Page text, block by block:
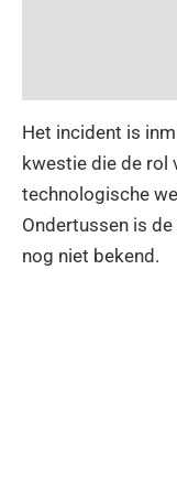
Het incident is
kwestie die de rol
technologische
Ondertussen is
nog niet bekend.